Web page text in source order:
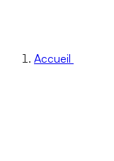
Accueil